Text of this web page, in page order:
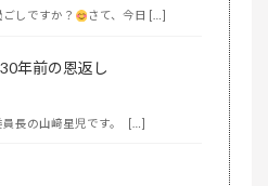
しですか？
さて、今日 […]
年前の恩返し
員長の山﨑星児です。 […]